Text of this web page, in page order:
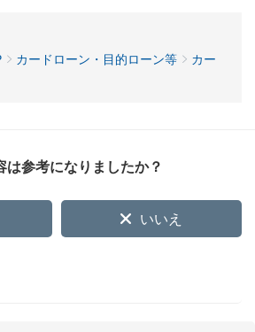
カードローン・目的ローン等
カー
は参考になりましたか？
いいえ